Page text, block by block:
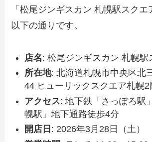
「松尾ジンギスカン 札幌駅スク
以下の通りです。
店名: 松尾ジンギスカン 札幌駅
所在地: 北海道札幌市中央区北
44 ヒューリックスクエア札幌2
アクセス: 地下鉄「さっぽろ駅
幌駅」地下通路徒歩4分
開店日 : 2026年3月28日（土）